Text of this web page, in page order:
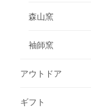
森山窯
袖師窯
アウトドア
ギフト